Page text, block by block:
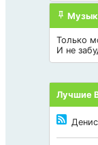
Только
И не
Лучшие